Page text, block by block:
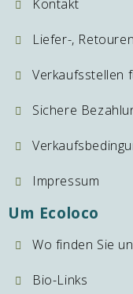
Kontakt
Liefer-,
Verkaufsstellen
Sichere
Impressum
Um Ecoloco
Wo finden Sie
Bio-Links